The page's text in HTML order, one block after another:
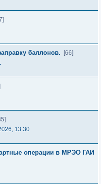
баллонов.
[66]
13:30
операции в МРЭО ГАИ